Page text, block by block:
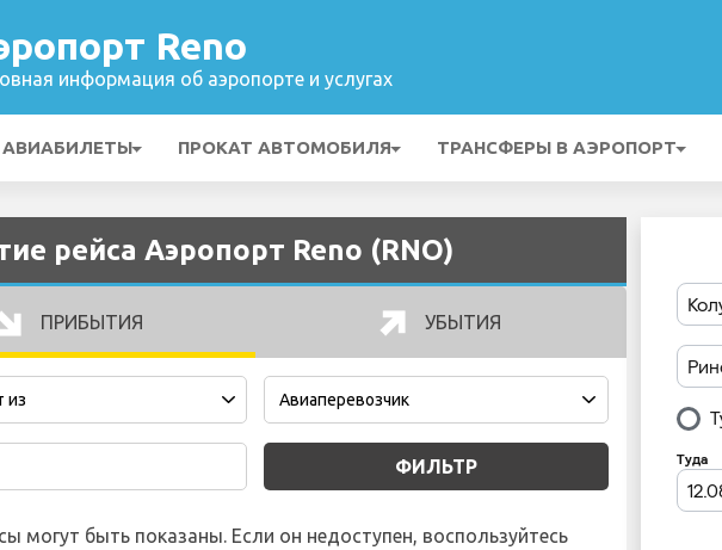
Reno
информация об аэропорте и услугах
АВИАБИЛЕТЫ ПРОКАТ АВТОМОБИЛЯ ТРАНСФЕРЫ В АЭРОПОРТ
рейса Аэропорт Reno (RNO)
ПРИБЫТИЯ УБЫТИЯ
ФИЛЬТР
могут быть показаны. Если он недоступен, воспользуйтесь